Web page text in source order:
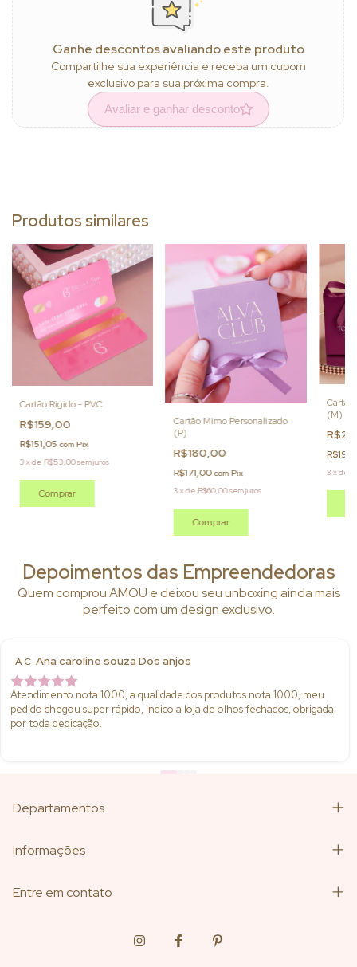
Ganhe descontos avaliando este produto
Compartilhe sua experiência e receba um cupom
exclusivo para sua próxima compra.
Avaliar e ganhar desconto
Produtos similares
Cartão Rígido - PVC
R$159,00
R$151,05com Pix
3 xde R$53,00sem juros
Comprar
Cartão Mimo Personalizado
(P)
R$180,00
R$171,00com Pix
3 xde R$60,00sem juros
Comprar
Cartão
(M)
3 xde
Depoimentos das Empreendedoras
Quem comprou AMOU e deixou seu unboxing ainda mais
perfeito com um design exclusivo.
A C Ana caroline souza Dos anjos
Atendimento nota 1000, a qualidade dos produtos nota 1000, meu
pedido chegou super rápido, indico a loja de olhos fechados, obrigada
por toda dedicação.
Departamentos
Informações
Entre em contato